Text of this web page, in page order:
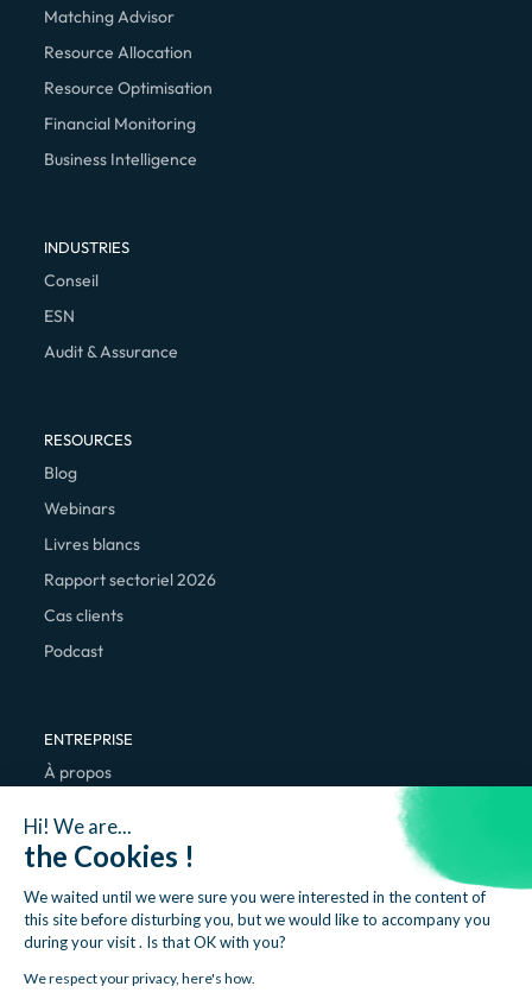
Hi! We are...
the Cookies !
We waited until we were sure you were interested in the content of
this site before disturbing you, but we would like to accompany you
during your visit . Is that OK with you?
We respect your privacy, here's how.
Matching Advisor
Resource Allocation
Resource Optimisation
Financial Monitoring
Business Intelligence
INDUSTRIES
Conseil
ESN
Audit & Assurance
RESOURCES
Blog
Webinars
Livres blancs
Rapport sectoriel 2026
Cas clients
Podcast
ENTREPRISE
À propos
Contact
Mentions légalesPolitique de confidentialité